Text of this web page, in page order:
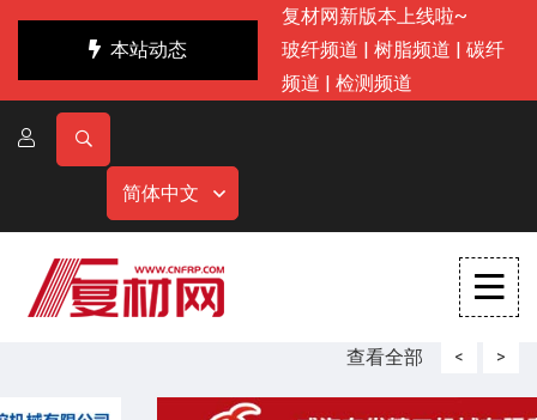
本站动态
复材网新版本上线啦~
玻纤频道 | 树脂频道 | 碳纤
频道 | 检测频道
简体中文
查看全部 < >